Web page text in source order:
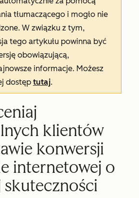
tłumaczącego i mogło nie
W związku z tym,
tego artykułu powinna być
obowiązującą,
informacje. Możesz
dostęp tutaj.
klientów
konwersji
internetowej o